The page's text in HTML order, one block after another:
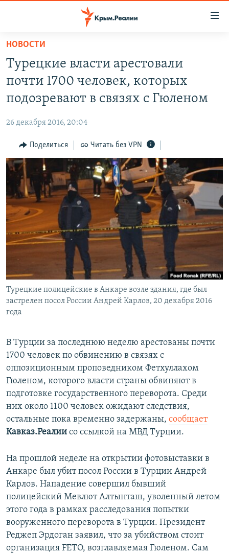
Вернуться
основному
содержанию
главной
навигации
Вернутся
поиску
СПЕЦПРОЕКТЫ
11 ЛЕТ ОККУПАЦИИ КРЫМА. 11 ИСТОРИЙ СОПРОТИВЛЕНИЯ
ЕЩЕ
ИНТЕРАКТИВ
ИНФОГРАФИКА
ТЕЛЕПРОЕКТ КРЫМ.РЕАЛИИ
СОВЕТЫ ПРАВОЗАЩИТНИКОВ
ПРОПАВШИЕ БЕЗ ВЕСТИ
ПОБЕДИТЕЛЕЙ НЕ СУДЯТ?
КРЫМ.НЕПОКОРЕННЫЙ
ELIFBE
УКРАИНСКАЯ ПРОБЛЕМА КРЫМА
РАДІО СВОБОДА
КАК ОБОЙТИ БЛОКИРОВКУ
Українською
Qırımtatar
ПРИСОЕДИНЯЙТЕСЬ!
Все сайты RFE/RL
НОВОСТИ
Турецкие власти арестовали
почти 1700 человек, которых
подозревают в связях с Гюленом
26 декабря 2016, 20:04
Поделиться Читать без VPN
Турецкие полицейские в Анкаре возле здания, где был
застрелен посол России Андрей Карлов, 20 декабря 2016
года
В Турции за последнюю неделю арестованы почти
1700 человек по обвинению в связях с
оппозиционным проповедником Фетхуллахом
Гюленом, которого власти страны обвиняют в
подготовке государственного переворота. Среди
них около 1100 человек ожидают следствия,
остальные пока временно задержаны, сообщает
Кавказ.Реалии со ссылкой на МВД Турции.
На прошлой неделе на открытии фотовыставки в
Анкаре был убит посол России в Турции Андрей
Карлов. Нападение совершил бывший
полицейский Мевлют Алтынташ, уволенный летом
этого года в рамках расследования попытки
вооруженного переворота в Турции. Президент
Реджеп Эрдоган заявил, что за убийством стоит
организация FETO, возглавляемая Гюленом. Сам